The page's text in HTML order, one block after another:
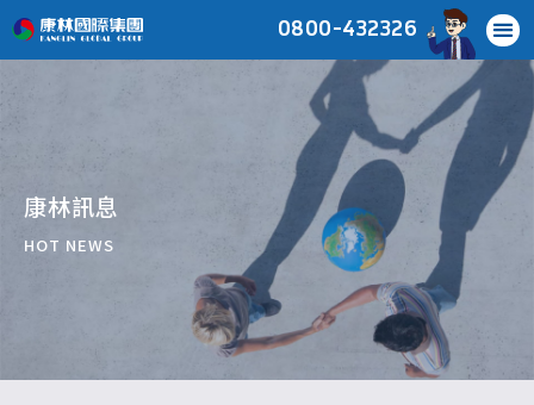
0800-432326
康林訊息
HOT NEWS